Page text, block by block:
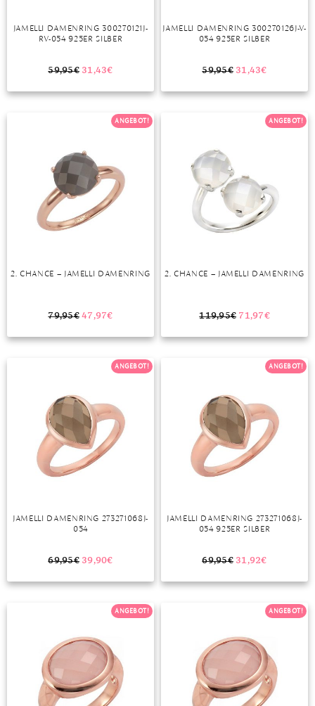
JAMELLI DAMENRING 300270121J-
RV-054 925ER SILBER
59,95€ 31,43€
JAMELLI DAMENRING 300270126J-V-
054 925ER SILBER
59,95€ 31,43€
ANGEBOT!
2. CHANCE – JAMELLI DAMENRING
79,95€ 47,97€
ANGEBOT!
2. CHANCE – JAMELLI DAMENRING
119,95€ 71,97€
ANGEBOT!
JAMELLI DAMENRING 273271068J-
054
69,95€ 39,90€
ANGEBOT!
JAMELLI DAMENRING 273271068J-
054 925ER SILBER
69,95€ 31,92€
ANGEBOT! ANGEBOT!